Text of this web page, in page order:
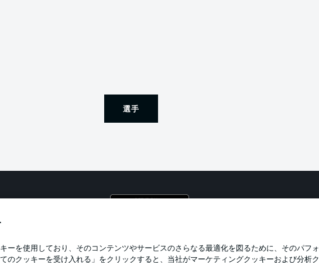
選手
当サイトについて
を使用しており、そのコンテンツやサービスのさらなる最適化を図るために、そのパフォ
クッキーを受け入れる」をクリックすると、当社がマーケティングクッキーおよび分析ク